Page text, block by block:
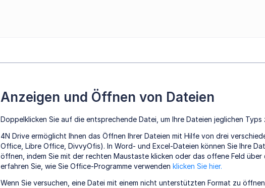
Anzeigen und Öffnen von Dateien
Doppelklicken Sie auf die entsprechende Datei, um Ihre Dateien jeglichen Typs
4N Drive ermöglicht Ihnen das Öffnen Ihrer Dateien mit Hilfe von drei
Office, Libre Office, DivvyOfis). In Word- und Excel-Dateien können Sie Ihre
öffnen, indem Sie mit der rechten Maustaste klicken oder das offene Feld über
erfahren Sie, wie Sie Office-Programme verwenden klicken Sie hier.
Wenn Sie versuchen, eine Datei mit einem nicht unterstützten Format zu